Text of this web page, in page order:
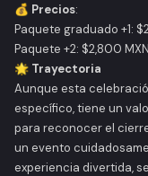
💰 Precios:
Paquete graduado +1:
Paquete +2: $2,800
🌟 Trayectoria
Aunque esta
específico, tiene un
para reconocer el
un evento
experiencia divertida,